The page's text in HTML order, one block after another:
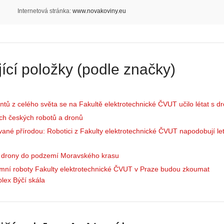
Internetová stránka: www.novakoviny.eu
položky (podle značky)
z celého světa se na Fakultě elektrotechnické ČVUT učilo létat s
českých robotů a dronů
přírodou: Robotici z Fakulty elektrotechnické ČVUT napodobují let
do podzemí Moravského krasu
roboty Fakulty elektrotechnické ČVUT v Praze budou zkoumat
Býčí skála
Z
s
r
o
n
1
S
e
á
Z
č
í
m